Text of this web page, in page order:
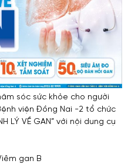
sóc sức khỏe cho người
viện Đồng Nai -2 tổ chức
LÝ VỀ GAN” với nội dung cụ
gan B